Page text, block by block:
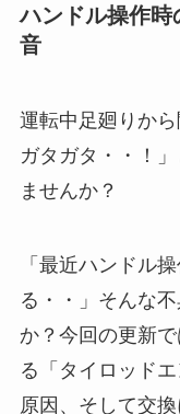
ハンドル操作時
音
運転中足廻りか
ガタガタ・・！
ませんか？
「最近ハンドル
る・・」そんな
か？今回の更新
る「タイロッド
原因、そして交